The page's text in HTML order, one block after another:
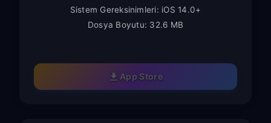
Sistem Gereksinimleri: iOS 14.0+
Dosya Boyutu: 32.6 MB
App Store